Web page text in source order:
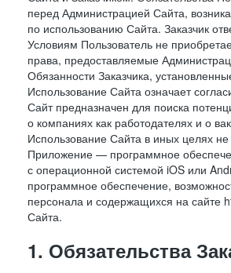
перед Администрацией Сайта,
по использованию Сайта. Заказчик
Условиям Пользователь не
права, предоставляемые
Обязанности Заказчика,
Использование Сайта означает
Сайт предназначен для поиска
о компаниях как работодателях и о
Использование Сайта в иных целях не
Приложение — программное
с операционной системой iOS или
программное обеспечение,
персонала и содержащихся на сайте
Сайта.
1. Обязательства